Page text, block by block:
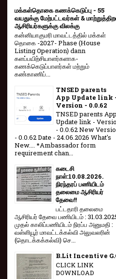
மக்கள்தொகை கணக்கெடுப்பு - 55
வயதுக்கு மேற்பட்டவர்கள் &
ஆசிரியர்களுக்கு விலக்கு
கன்னியாகுமரி மாவட்டத்தில் மக்கள்
தொகை -2027- Phase (House
Listing Operation) dann
களப்பயிற்சியாளர்களாக-
கணக்கெடுப்பாளர்கள் மற்றும்
கண்காணிப்...
TNSED parents
App Update link
Version - 0.0.62
TNSED parents App
Update link -
- 0.0.62 New
- 0.0.62 Date - 24.06.2026 What's
New.... *Ambassador form
requirement chan...
கடைசி
நாள்:10.08.2026.
நிரந்தரப் பணியிடம்
தலைமை ஆசிரியர்
தேவை!!
பட்டதாரி தலைமை
ஆசிரியர் தேவை பணியிடம் :
முதல் காலிப்பணியிடம் நிரப்ப அனுமதி :
வள்ளியூர் மாவட்டக்கல்வி அலுவலரின்
(தொடக்கக்கல்வி) செ...
B.Lit Incentive
CLICK LINK
DOWNLOAD